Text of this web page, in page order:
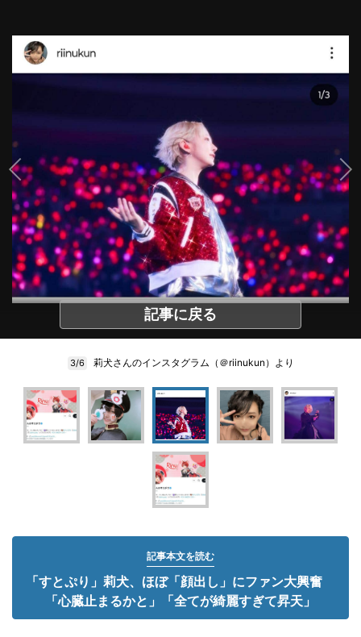
記事に戻る
3/6 莉犬さんのインスタグラム（＠riinukun）より
記事本文を読む
「すとぷり」莉犬、ほぼ「顔出し」にファン大興奮
「心臓止まるかと」「全てが綺麗すぎて昇天」